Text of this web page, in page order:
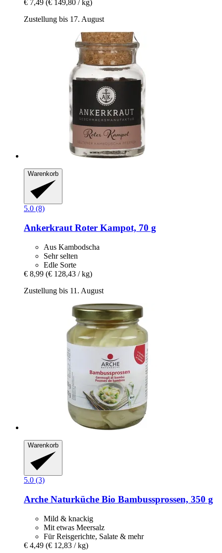
€ 7,49 (€ 149,80 / kg)
Zustellung bis 17. August
Warenkorb
5.0 (8)
Ankerkraut Roter Kampot, 70 g
Aus Kambodscha
Sehr selten
Edle Sorte
€ 8,99 (€ 128,43 / kg)
Zustellung bis 11. August
Warenkorb
5.0 (3)
Arche Naturküche Bio Bambussprossen, 350 g
Mild & knackig
Mit etwas Meersalz
Für Reisgerichte, Salate & mehr
€ 4,49 (€ 12,83 / kg)